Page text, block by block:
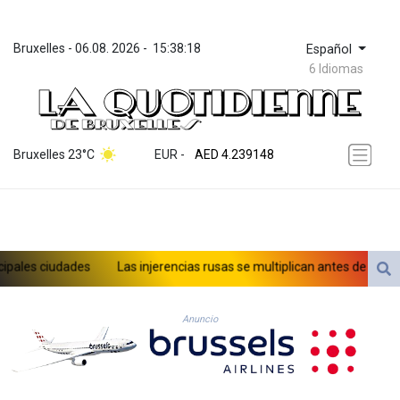
Bruxelles - 06.08. 2026 - 15:38:18 Español
6 Idiomas
Bruxelles 23°C EUR -
ZWL 371.682381
AED 4.239148
AFN 76.183133
ARS 1727.110367
AUD 1.638971
AZN 1.960251
BAM 1.955655
BBD 2.324318
BDT 142.849428
ciudades Las injerencias rusas se multiplican antes de las
Anuncio